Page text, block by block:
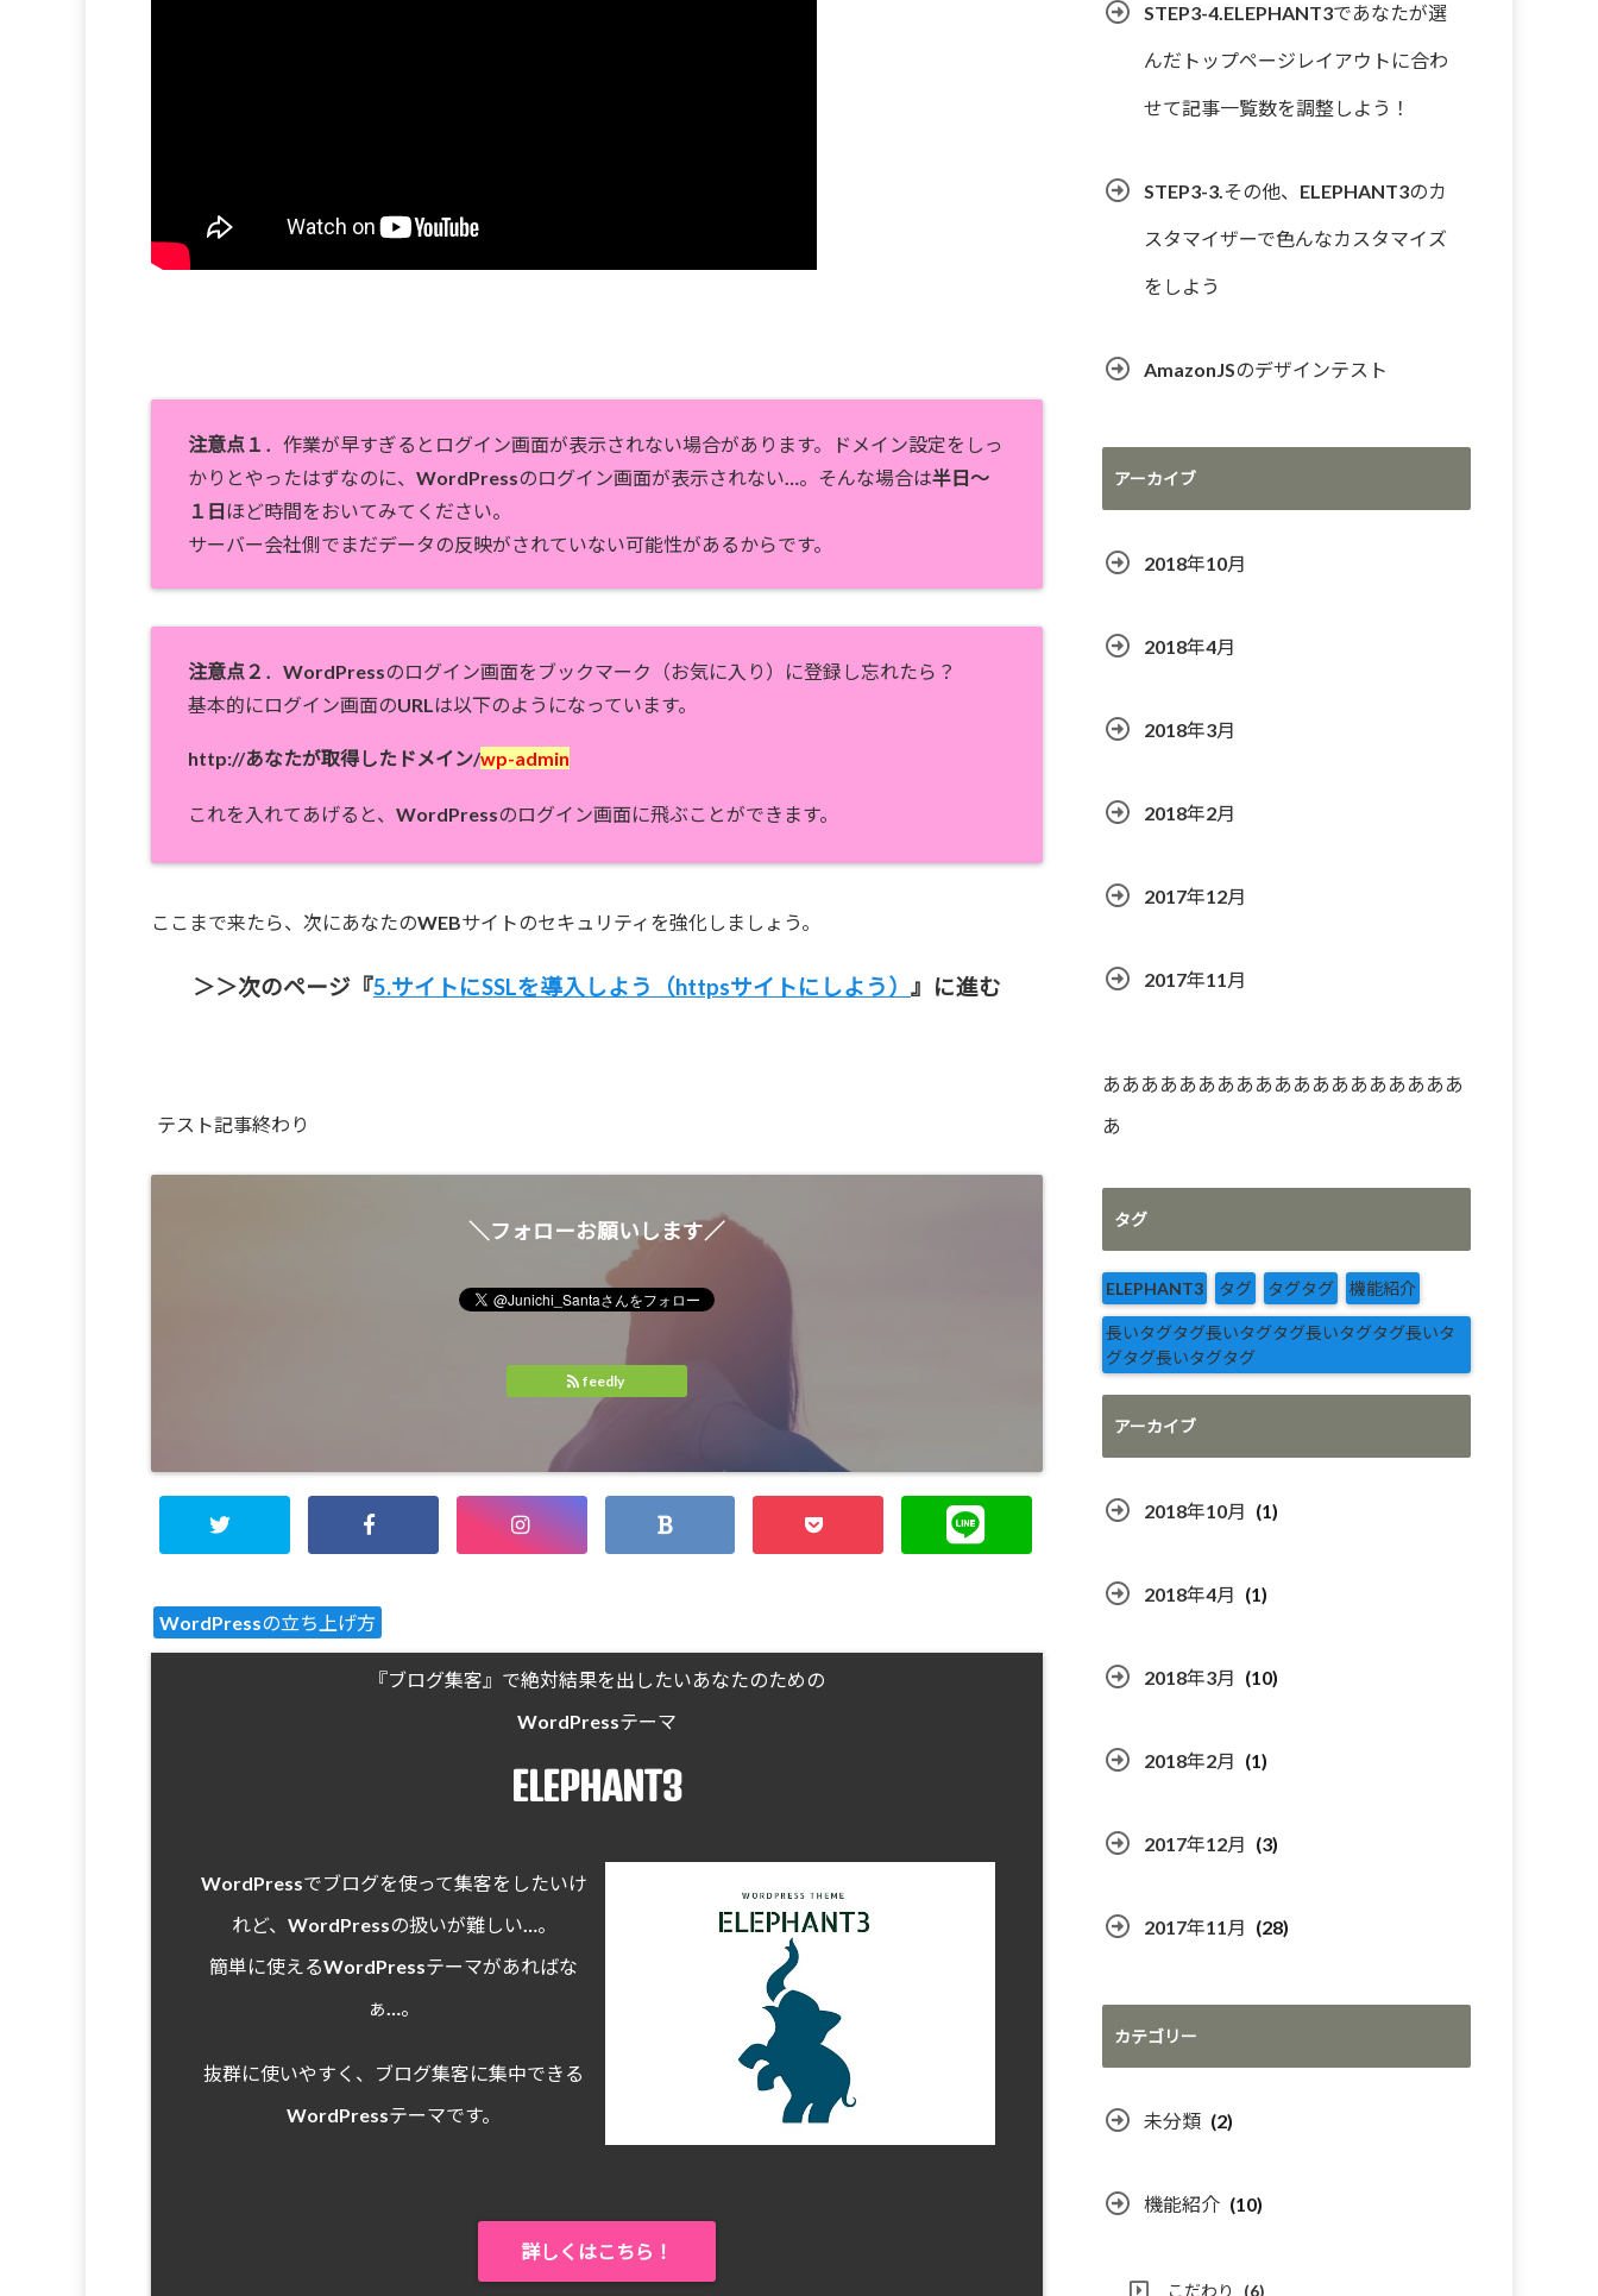
注意点１ ．作業が早すぎるとログイン画面が表示されない場合があります。ドメイン設定をしっ
かりとやったはずなのに、WordPressのログイン画面が表示されない…。そんな場合は半日～
１日ほど時間をおいてみてください。
サーバー会社側でまだデータの反映がされていない可能性があるからです。
注意点２ ．WordPressのログイン画面をブックマーク（お気に入り）に登録し忘れたら？
基本的にログイン画面のURLは以下のようになっています。
http://あなたが取得したドメイン/wp-admin
これを入れてあげると、WordPressのログイン画面に飛ぶことができます。
ここまで来たら、次にあなたのWEBサイトのセキュリティを強化しましょう。
＞＞次のページ『5.サイトにSSLを導入しよう（httpsサイトにしよう） 』に進む
テスト記事終わり
＼フォローお願いします／
feedly
WordPressの立ち上げ方
『ブログ集客』で絶対結果を出したいあなたのための
WordPressテーマ
ELEPHANT3
WordPressでブログを使って集客をしたいけ
れど、WordPressの扱いが難しい…。
簡単に使えるWordPressテーマがあればな
ぁ…。
抜群に使いやすく、ブログ集客に集中できる
WordPressテーマです。
詳しくはこちら！
STEP3-4.ELEPHANT3であなたが選
んだトップページレイアウトに合わ
せて記事一覧数を調整しよう！
STEP3-3.その他、ELEPHANT3のカ
スタマイザーで色んなカスタマイズ
をしよう
AmazonJSのデザインテスト
アーカイブ
2018年10月
2018年4月
2018年3月
2018年2月
2017年12月
2017年11月
あああああああああああああああああああ
あ
タグ
ELEPHANT3 タグ タグタグ 機能紹介
長いタグタグ長いタグタグ長いタグタグ長いタ
グタグ長いタグタグ
アーカイブ
2018年10月 (1)
2018年4月 (1)
2018年3月 (10)
2018年2月 (1)
2017年12月 (3)
2017年11月 (28)
カテゴリー
未分類 (2)
機能紹介 (10)
こだわり (6)